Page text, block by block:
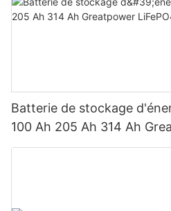
Batterie de stockage
100 Ah 205 Ah 314 Ah
Wh-5120 Wh IP65